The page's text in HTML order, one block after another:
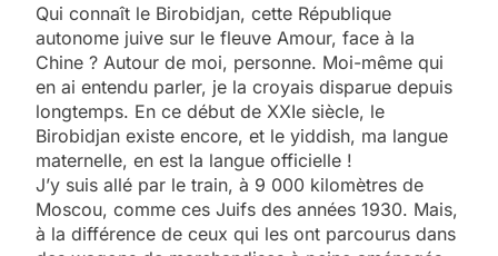
Qui connaît le Birobidjan, cette République
autonome juive sur le fleuve Amour, face à la
Chine ? Autour de moi, personne. Moi-même qui
en ai entendu parler, je la croyais disparue depuis
longtemps. En ce début de XXIe siècle, le
Birobidjan existe encore, et le yiddish, ma langue
maternelle, en est la langue officielle !
J’y suis allé par le train, à 9 000 kilomètres de
Moscou, comme ces Juifs des années 1930. Mais,
à la différence de ceux qui les ont parcourus dans